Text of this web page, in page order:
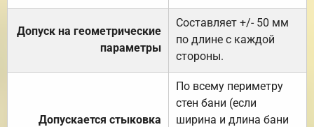
Допуск на геометрические
параметры
Составляет +/- 50 мм
по длине с каждой
стороны.
Допускается стыковка
По всему периметру
стен бани (если
ширина и длина бани